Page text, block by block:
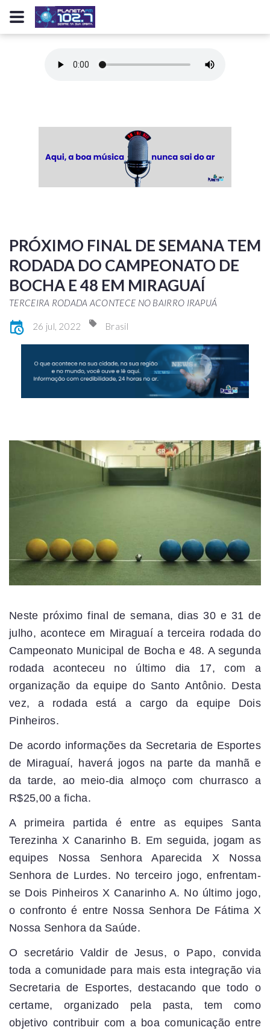
PRÓXIMO FINAL DE SEMANA TEM
RODADA DO CAMPEONATO DE
BOCHA E 48 EM MIRAGUAÍ
TERCEIRA RODADA ACONTECE NO BAIRRO IRAPUÁ
26 jul, 2022 Brasil
Neste próximo final de semana, dias 30 e 31 de
julho, acontece em Miraguaí a terceira rodada do
Campeonato Municipal de Bocha e 48. A segunda
rodada aconteceu no último dia 17, com a
organização da equipe do Santo Antônio. Desta
vez, a rodada está a cargo da equipe Dois
Pinheiros.
De acordo informações da Secretaria de Esportes
de Miraguaí, haverá jogos na parte da manhã e
da tarde, ao meio-dia almoço com churrasco a
R$25,00 a ficha.
A primeira partida é entre as equipes Santa
Terezinha X Canarinho B. Em seguida, jogam as
equipes Nossa Senhora Aparecida X Nossa
Senhora de Lurdes. No terceiro jogo, enfrentam-
se Dois Pinheiros X Canarinho A. No último jogo,
o confronto é entre Nossa Senhora De Fátima X
Nossa Senhora da Saúde.
O secretário Valdir de Jesus, o Papo, convida
toda a comunidade para mais esta integração via
Secretaria de Esportes, destacando que todo o
certame, organizado pela pasta, tem como
objetivo contribuir com a boa comunicação entre